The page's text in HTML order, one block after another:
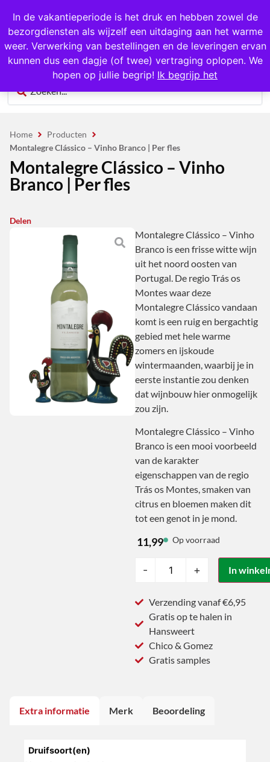
In de vakantieperiode is het druk en hebben zowel de
bezorgdiensten als wijzelf een uitdaging aan het warme
weer. Verwerking van bestellingen en de leveringen ervan
kunnen dus een dagje (of twee) vertraging oplopen. We
hopen op jullie begrip! Ik begrijp het
1000+ producten op voorraad
0
Home
Producten
Montalegre Clássico – Vinho Branco | Per fles
Montalegre Clássico – Vinho
Branco | Per fles
Delen
Montalegre Clássico – Vinho
Branco is een frisse witte wijn
uit het noord oosten van
Portugal. De regio Trás os
Montes waar deze
Montalegre Clássico vandaan
komt is een ruig en bergachtig
gebied met hele warme
zomers en ijskoude
wintermaanden, waarbij je in
eerste instantie zou denken
dat wijnbouw hier onmogelijk
zou zijn.
Montalegre Clássico – Vinho
Branco is een mooi voorbeeld
van de karakter
eigenschappen van de regio
Trás os Montes, smaken van
citrus en bloemen maken dit
tot een genot in je mond.
11,99 Op voorraad
- + In
Verzending vanaf €6,95
Gratis op te halen in
Hansweert
Chico & Gomez
Gratis samples
Extra informatie Merk Beoordeling
Druifsoort(en)